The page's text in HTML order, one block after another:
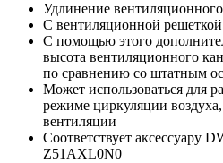
Удлинение
C вентиляционной решеткой
С помощью этого
высота вентиляционного
по сравнению со штатным
Может использоваться для
режиме циркуляции
вентиляции
Соответствует аксессуару
Z51AXL0N0